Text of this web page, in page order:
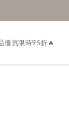
優惠限時95折🔥